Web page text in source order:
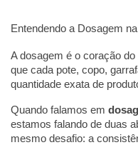
Entendendo a Dosagem
A dosagem é o coração
que cada pote, copo,
quantidade exata de
Quando falamos em
estamos falando de duas
mesmo desafio: a